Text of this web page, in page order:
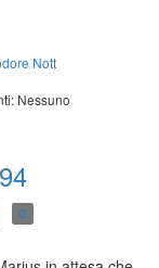
Nott
Nessuno
G